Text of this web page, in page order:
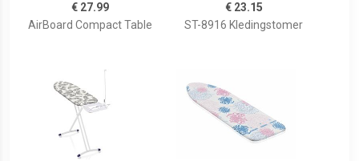
€ 27.99
AirBoard Compact Table
€ 23.15
ST-8916 Kledingstomer